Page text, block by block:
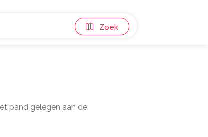
Zoek
pand gelegen aan de